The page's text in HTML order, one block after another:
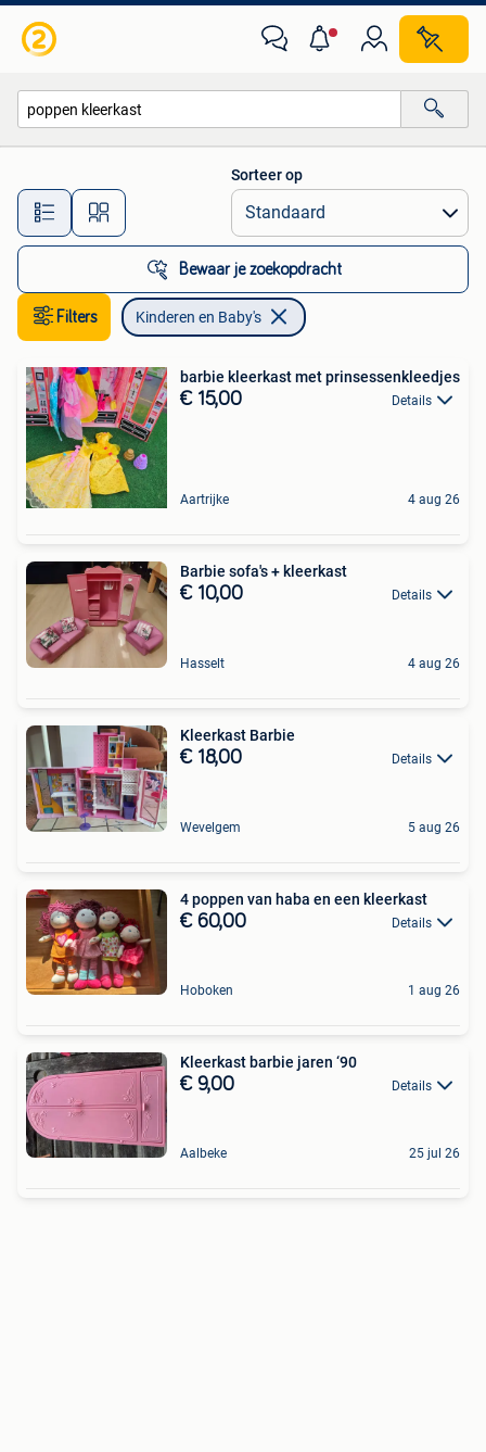
Alle afstanden…
Sorteer op
Bewaar je zoekopdracht
Filters Kinderen en Baby's
barbie kleerkast met prinsessenkleedjes
€ 15,00 Details
Aartrijke 4 aug 26
Barbie sofa's + kleerkast
€ 10,00 Details
Hasselt 4 aug 26
Kleerkast Barbie
€ 18,00 Details
Wevelgem 5 aug 26
4 poppen van haba en een kleerkast
€ 60,00 Details
Hoboken 1 aug 26
Kleerkast barbie jaren ‘90
€ 9,00 Details
Aalbeke 25 jul 26